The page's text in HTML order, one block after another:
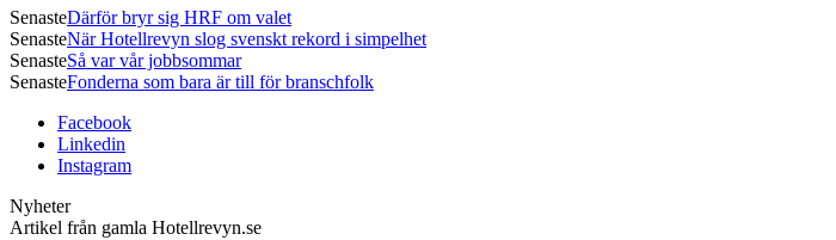
SenasteDärför bryr sig HRF om valet
SenasteNär Hotellrevyn slog svenskt rekord i simpelhet
SenasteSå var vår jobbsommar
SenasteFonderna som bara är till för branschfolk
Facebook
Linkedin
Instagram
Nyheter
Artikel från gamla Hotellrevyn.se